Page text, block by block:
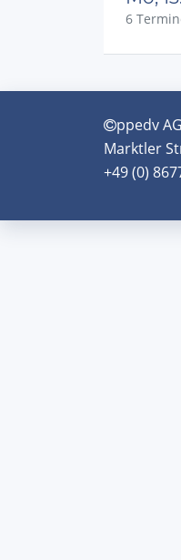
6
ppedv
Marktler
+49 (0)